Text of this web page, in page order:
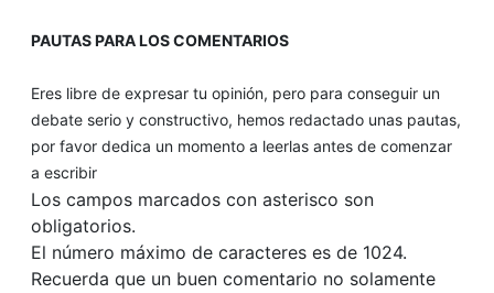
PAUTAS PARA LOS COMENTARIOS
Eres libre de expresar tu opinión, pero para conseguir un
debate serio y constructivo, hemos redactado unas pautas,
por favor dedica un momento a leerlas antes de comenzar
a escribir
Los campos marcados con asterisco son
obligatorios.
El número máximo de caracteres es de 1024.
Recuerda que un buen comentario no solamente